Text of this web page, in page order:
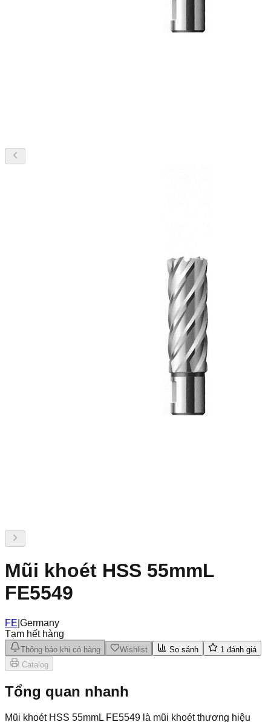
Mũi khoét HSS 55mmL
FE5549
FE Germany
Tạm hết hàng
Thông báo khi có hàng Wishlist So sánh 1 đánh giá
Catalog
Tổng quan nhanh
Mũi khoét HSS 55mmL FE5549 là mũi khoét thương hiệu